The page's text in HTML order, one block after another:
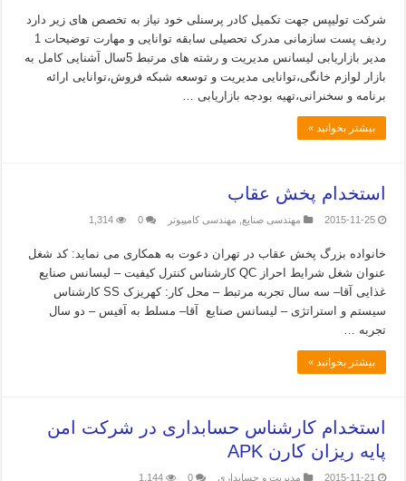
شرکت تولیپس جهت تکمیل کادر پرسنلی خود نیاز به تخصص های زیر دارد
ردیف پست سازمانی مدرک تحصیلی سابقه توانایی و مهارت توضیحات 1
مدیر بازاریابی لیسانس مدیریت و رشته های مرتبط 5سال آشنایی کامل به
بازار لوازم خانگی،توانایی مدیریت و توسعه شبکه فروش،توانایی ارائه
برنامه و سخنرانی،تهیه بودجه بازاریابی …
بیشتر بخوانید »
استخدام پخش عقاب
2015-11-25 مهندسی صنایع مهندسی کامپیوتر 0
1,314
خانواده بزرگ پخش عقاب در تهران دعوت به همکاری می نماید: کد شغل
عنوان شغل شرایط احراز QC کارشناس کنترل کیفیت – لیسانس صنایع
غذایی آقا– سه سال تجربه مرتبط – محل کار: کهریزک SS کارشناس
سیستم و استراتژی – لیسانس صنایع آقا– مسلط به آفیس – دو سال
تجربه …
بیشتر بخوانید »
استخدام کارشناس حسابداری در شرکت امن
پایه ریزان کارن APK
2015-11-21 مدیریت و حسابداری 0
1,144